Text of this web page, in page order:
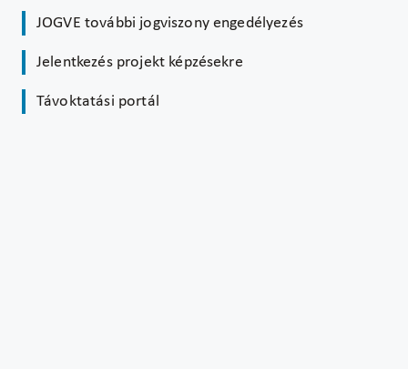
JOGVE további jogviszony engedélyezés
Jelentkezés projekt képzésekre
Távoktatási portál